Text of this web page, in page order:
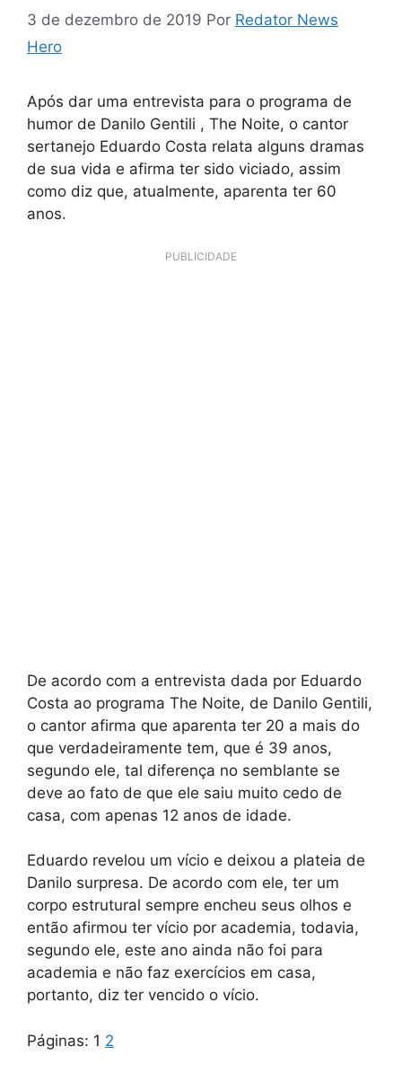
3 de dezembro de 2019 Por Redator News
Hero
Após dar uma entrevista para o programa de
humor de Danilo Gentili , The Noite, o cantor
sertanejo Eduardo Costa relata alguns dramas
de sua vida e afirma ter sido viciado, assim
como diz que, atualmente, aparenta ter 60
anos.
PUBLICIDADE
De acordo com a entrevista dada por Eduardo
Costa ao programa The Noite, de Danilo Gentili,
o cantor afirma que aparenta ter 20 a mais do
que verdadeiramente tem, que é 39 anos,
segundo ele, tal diferença no semblante se
deve ao fato de que ele saiu muito cedo de
casa, com apenas 12 anos de idade.
Eduardo revelou um vício e deixou a plateia de
Danilo surpresa. De acordo com ele, ter um
corpo estrutural sempre encheu seus olhos e
então afirmou ter vício por academia, todavia,
segundo ele, este ano ainda não foi para
academia e não faz exercícios em casa,
portanto, diz ter vencido o vício.
Páginas: 1 2